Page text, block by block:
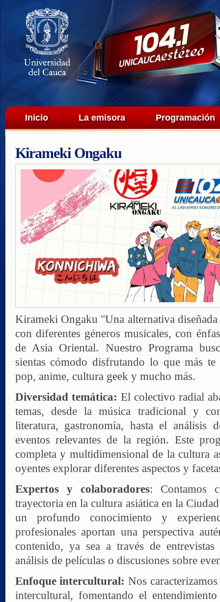
Menú principal
Inicio La emisora Programación
Kirameki Ongaku
Kirameki Ongaku "Una alternativa
con diferentes géneros musicales, con
de Asia Oriental. Nuestro Programa
sientas cómodo disfrutando lo que más
pop, anime, cultura geek y mucho más.
Diversidad temática: El colectivo radial
temas, desde la música tradicional y
literatura, gastronomía, hasta el análisis
eventos relevantes de la región. Este
completa y multidimensional de la cultura
oyentes explorar diferentes aspectos y
Expertos y colaboradores: Contamos
trayectoria en la cultura asiática en la
un profundo conocimiento y
profesionales aportan una perspectiva
contenido, ya sea a través de
análisis de películas o discusiones sobre
Enfoque intercultural: Nos
intercultural, fomentando el